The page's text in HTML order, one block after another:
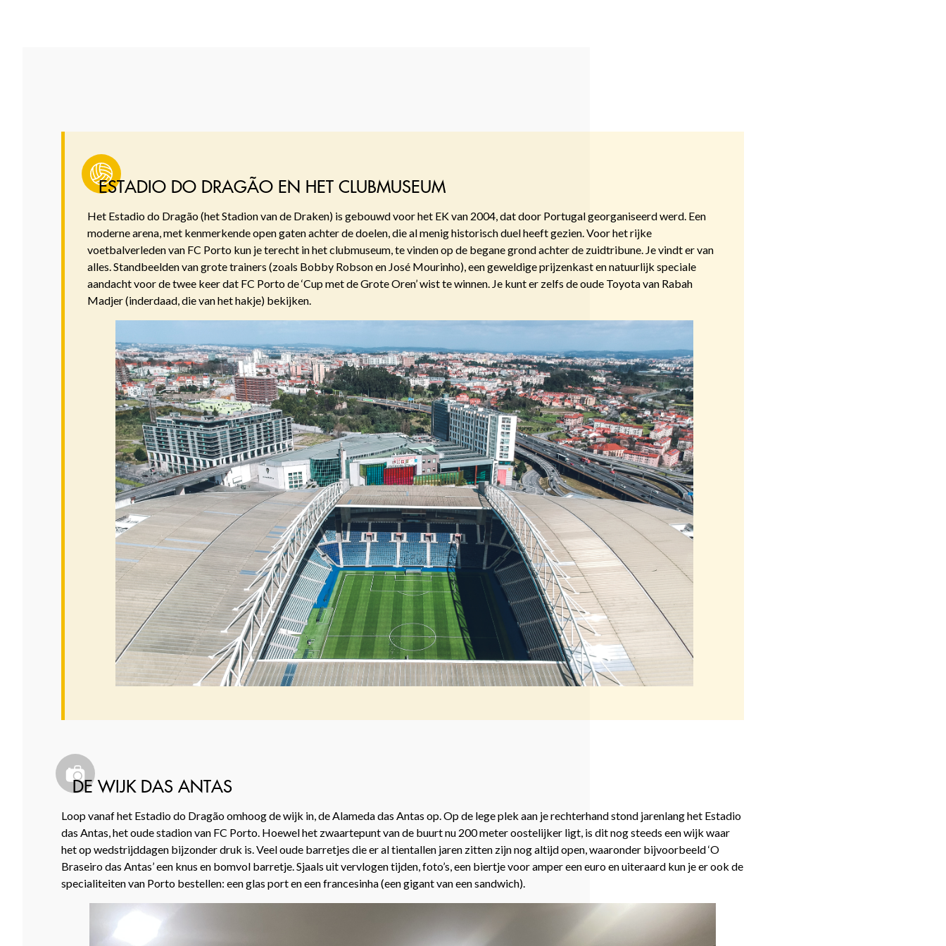
ESTADIO DO DRAGÃO EN HET CLUBMUSEUM
Het Estadio do Dragão (het Stadion van de Draken) is gebouwd voor het EK van 2004, dat door Portugal georganiseerd werd. Een
moderne arena, met kenmerkende open gaten achter de doelen, die al menig historisch duel heeft gezien. Voor het rijke
voetbalverleden van FC Porto kun je terecht in het clubmuseum, te vinden op de begane grond achter de zuidtribune. Je vindt er van
alles. Standbeelden van grote trainers (zoals Bobby Robson en José Mourinho), een geweldige prijzenkast en natuurlijk speciale
aandacht voor de twee keer dat FC Porto de ‘Cup met de Grote Oren’ wist te winnen. Je kunt er zelfs de oude Toyota van Rabah
Madjer (inderdaad, die van het hakje) bekijken.
DE WIJK DAS ANTAS
Loop vanaf het Estadio do Dragão omhoog de wijk in, de Alameda das Antas op. Op de lege plek aan je rechterhand stond jarenlang het Estadio
das Antas, het oude stadion van FC Porto. Hoewel het zwaartepunt van de buurt nu 200 meter oostelijker ligt, is dit nog steeds een wijk waar
het op wedstrijddagen bijzonder druk is. Veel oude barretjes die er al tientallen jaren zitten zijn nog altijd open, waaronder bijvoorbeeld ‘O
Braseiro das Antas’ een knus en bomvol barretje. Sjaals uit vervlogen tijden, foto’s, een biertje voor amper een euro en uiteraard kun je er ook de
specialiteiten van Porto bestellen: een glas port en een francesinha (een gigant van een sandwich).